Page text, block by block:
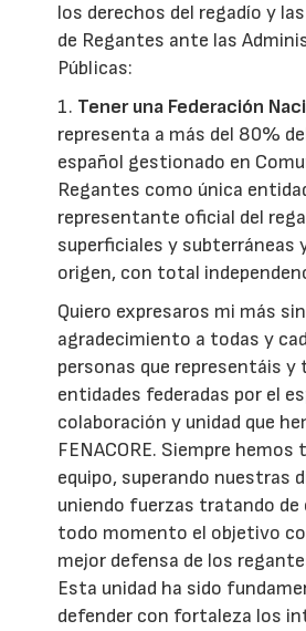
los derechos del regadío y
de Regantes ante las
Públicas:
1. Tener una Federación
representa a más del 80%
español gestionado en
Regantes como única
representante oficial del
superficiales y subterráneas
origen, con total
Quiero expresaros mi más
agradecimiento a todas y
personas que representáis y
entidades federadas por el
colaboración y unidad que
FENACORE. Siempre hemos
equipo, superando nuestras
uniendo fuerzas tratando de
todo momento el objetivo
mejor defensa de los
Esta unidad ha sido
defender con fortaleza los